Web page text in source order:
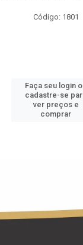
Código: 1801
Faça seu login
cadastre-se
ver preços e
comprar